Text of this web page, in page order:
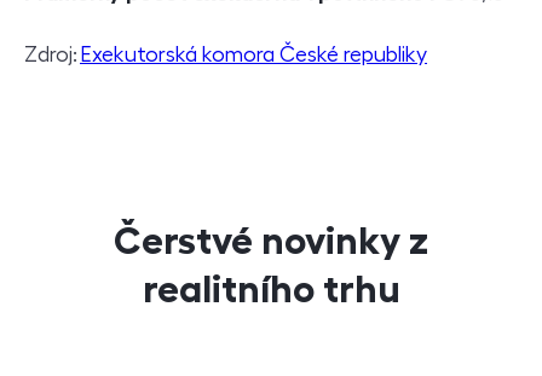
Zdroj: Exekutorská komora České republiky
Čerstvé novinky z
realitního trhu